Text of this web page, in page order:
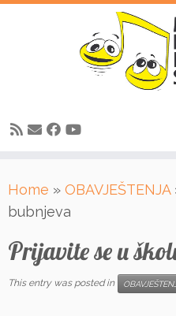
to
content
Home » OBAVJEŠTENJA
bubnjeva
Prijavite se u
This entry was posted in